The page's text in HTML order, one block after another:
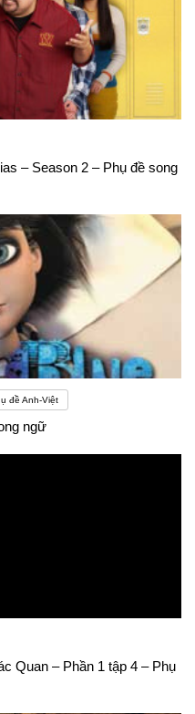
– Season 2 – Phụ đề song
đề Anh-Việt
ngữ
Quan – Phần 1 tập 4 – Phụ